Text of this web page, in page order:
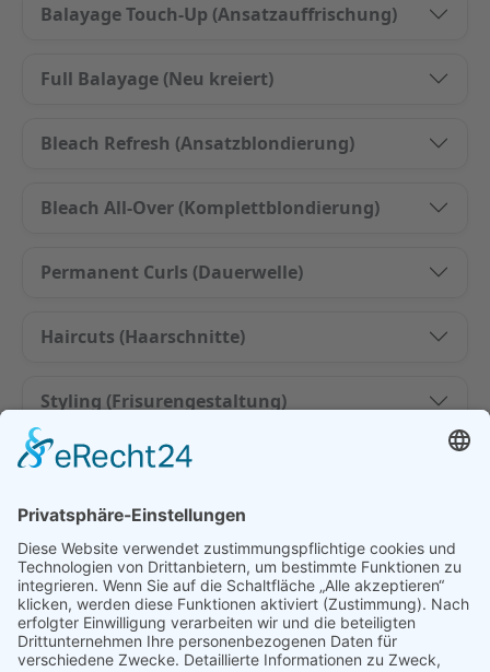
Balayage Touch-Up (Ansatzauffrischung)
Full Balayage (Neu kreiert)
Bleach Refresh (Ansatzblondierung)
Bleach All-Over (Komplettblondierung)
Permanent Curls (Dauerwelle)
Haircuts (Haarschnitte)
Styling (Frisurengestaltung)
Beauty Add-On´s (Zusatzleistungen)
Wunschstylisten wählen
Wunschtermin wählen